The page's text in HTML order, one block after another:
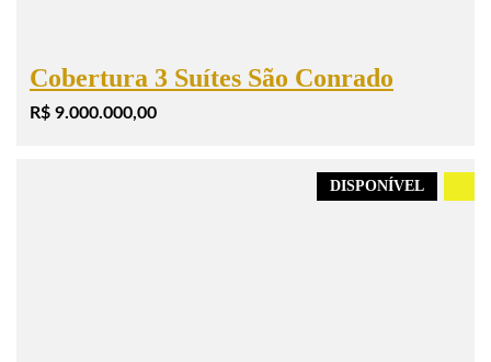
Cobertura 3 Suítes São Conrado
R$ 9.000.000,00
DISPONÍVEL